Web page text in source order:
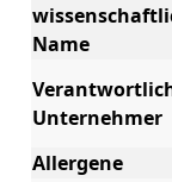
Name
Unternehmer
Allergene